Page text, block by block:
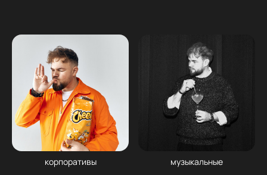
корпоративы музыкальные